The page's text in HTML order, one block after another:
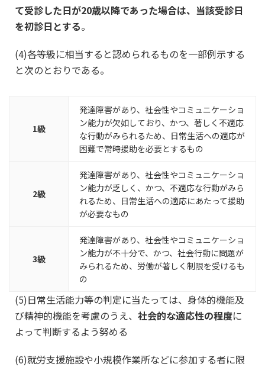
て受診した日が20歳以降であった場合は、当該受診日
を初診日とする。
(4)各等級に相当すると認められるものを一部例示する
と次のとおりである。
1級
発達障害があり、社会性やコミュニケーショ
ン能力が欠如しており、かつ、著しく不適応
な行動がみられるため、日常生活への適応が
困難で常時援助を必要とするもの
2級
発達障害があり、社会性やコミュニケーショ
ン能力が乏しく、かつ、不適応な行動がみら
れるため、日常生活への適応にあたって援助
が必要なもの
3級
発達障害があり、社会性やコミュニケーショ
ン能力が不十分で、かつ、社会行動に問題が
みられるため、労働が著しく制限を受けるも
の
(5)日常生活能力等の判定に当たっては、身体的機能及
び精神的機能を考慮のうえ、 社会的な適応性の程度に
よって判断するよう努める
(6)就労支援施設や小規模作業所などに参加する者に限